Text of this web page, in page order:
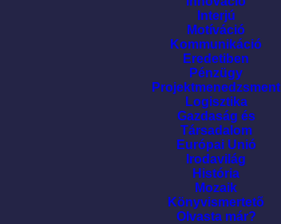
Interjú
Motíváció
Kommunikáció
Eredetiben
Pénzügy
Projektmenedzsment
Logisztika
Gazdaság és
Társadalom
Európai Unió
Irodavilág
História
Mozaik
Könyvismertetõ
Olvasta már?